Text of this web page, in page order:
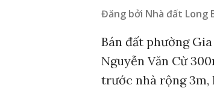
100% ĐỐI VỚI
Đăng bởi Nhà đất Long
Bán đất phường
Nguyễn Văn Cừ
trước nhà rộng 3m,